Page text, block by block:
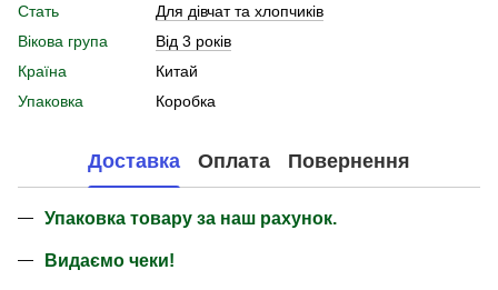
Стать
Для дівчат та хлопчиків
Вікова група
Від 3 років
Країна
Китай
Упаковка
Коробка
Доставка Оплата Повернення
Упаковка товару за наш рахунок.
Видаємо чеки!